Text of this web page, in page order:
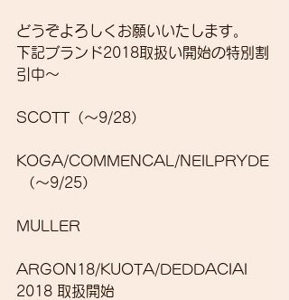
どうぞよろしくお願いいたします。
下記ブランド2018取扱い開始の特別割
引中～
SCOTT（～9/28）
KOGA/COMMENCAL/NEILPRYDE
（～9/25）
MULLER
ARGON18/KUOTA/DEDDACIAI
2018 取扱開始